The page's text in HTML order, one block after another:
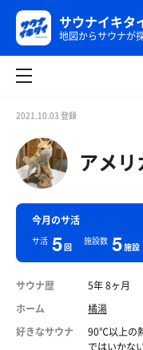
サウナイキタ
地図からサウナが
2021.10.03 登録
アメ
今月のサ活
サ活 5回
施設数 5施設
サウナ歴
5年 8ヶ月
ホーム
橘湯
好きなサウナ
90℃以上の
ではいかな